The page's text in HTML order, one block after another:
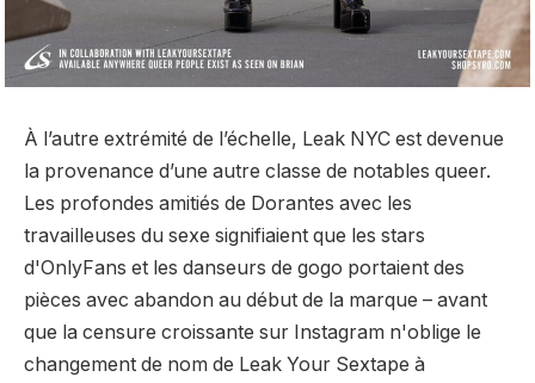
À l’autre extrémité de l’échelle, Leak NYC est devenue
la provenance d’une autre classe de notables queer.
Les profondes amitiés de Dorantes avec les
travailleuses du sexe signifiaient que les stars
d'OnlyFans et les danseurs de gogo portaient des
pièces avec abandon au début de la marque – avant
que la censure croissante sur Instagram n'oblige le
changement de nom de Leak Your Sextape à